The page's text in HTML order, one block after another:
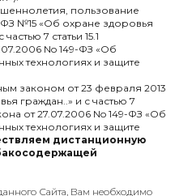
пользование
№15 «Об охране здоровья
7 статьи 15.1
No 149-ФЗ «Об
технологиях и защите
законом от 23 февраля 2013
граждан..» и с частью 7
от 27.07.2006 No 149-ФЗ «Об
технологиях и защите
дистанционную
Сайта, Вам необходимо